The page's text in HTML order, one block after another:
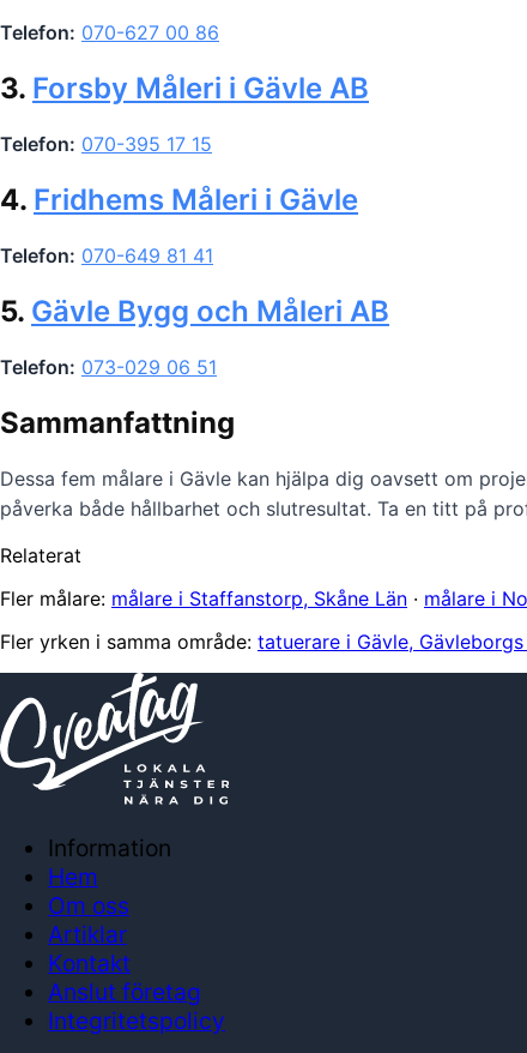
Telefon: 070-627 00 86
3. Forsby Måleri i Gävle AB
Telefon: 070-395 17 15
4. Fridhems Måleri i Gävle
Telefon: 070-649 81 41
5. Gävle Bygg och Måleri AB
Telefon: 073-029 06 51
Sammanfattning
Dessa fem målare i Gävle kan hjälpa dig oavsett om
påverka både hållbarhet och slutresultat. Ta en titt på
Relaterat
Fler målare: målare i Staffanstorp, Skåne Län · målare i
Fler yrken i samma område: tatuerare i Gävle, Gävleborgs
Information
Hem
Om oss
Artiklar
Kontakt
Anslut företag
Integritetspolicy